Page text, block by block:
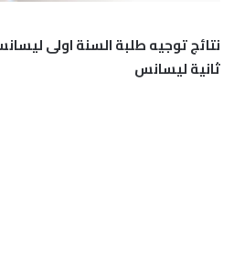
نتائج توجيه طلبة السنة اولى
ثانية ليسانس